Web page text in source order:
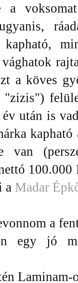
a
kapható,
a köves
után is
van
a Madar
a
egy jó